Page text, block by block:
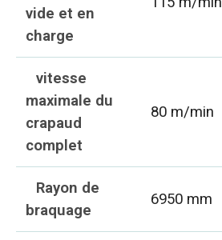
vide et en
charge
vitesse
maximale du
crapaud
complet
80 m/min
Rayon de
braquage
6950 mm